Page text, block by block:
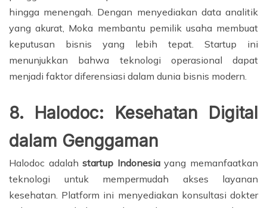
hingga menengah. Dengan menyediakan data analitik
yang akurat, Moka membantu pemilik usaha membuat
keputusan bisnis yang lebih tepat. Startup ini
menunjukkan bahwa teknologi operasional dapat
menjadi faktor diferensiasi dalam dunia bisnis modern.
8. Halodoc: Kesehatan Digital
dalam Genggaman
Halodoc adalahstartup Indonesiayang memanfaatkan
teknologi untuk mempermudah akses layanan
kesehatan. Platform ini menyediakan konsultasi dokter